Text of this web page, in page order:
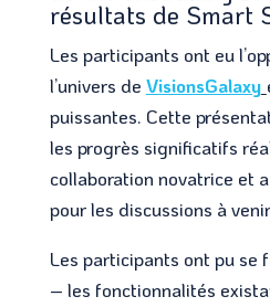
résultats de Smart
Les participants ont eu
l’univers de VisionsGalaxy
puissantes. Cette
les progrès significatifs
collaboration novatrice et
pour les discussions à
Les participants ont pu se
– les fonctionnalités